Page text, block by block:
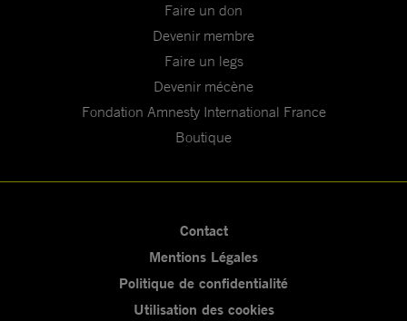
Faire un don
Devenir membre
Faire un legs
Devenir mécène
Fondation Amnesty International France
Boutique
Contact
Mentions Légales
Politique de confidentialité
Utilisation des cookies